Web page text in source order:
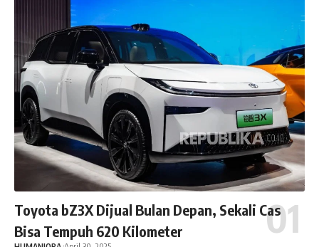
Toyota bZ3X Dijual Bulan Depan, Sekali Cas
Bisa Tempuh 620 Kilometer